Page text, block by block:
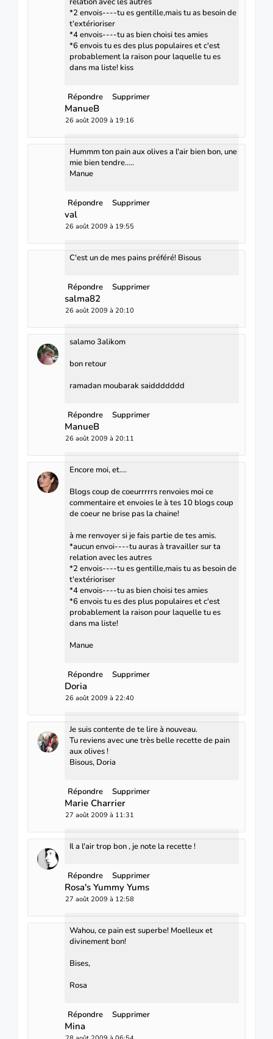
*2 envois----tu es gentille,mais tu as besoin de
t'extérioriser
*4 envois----tu as bien choisi tes amies
*6 envois tu es des plus populaires et c'est
probablement la raison pour laquelle tu es
dans ma liste! kiss
Répondre Supprimer
ManueB
26 août 2009 à 19:16
Hummm ton pain aux olives a l'air bien bon, une
mie bien tendre.....
Manue
Répondre Supprimer
val
26 août 2009 à 19:55
C'est un de mes pains préféré! Bisous
Répondre Supprimer
salma82
26 août 2009 à 20:10
salamo 3alikom
bon retour
ramadan moubarak saiddddddd
Répondre Supprimer
ManueB
26 août 2009 à 20:11
Encore moi, et....
Blogs coup de coeurrrrrs renvoies moi ce
commentaire et envoies le à tes 10 blogs coup
de coeur ne brise pas la chaine!
à me renvoyer si je fais partie de tes amis.
*aucun envoi----tu auras à travailler sur ta
relation avec les autres
*2 envois----tu es gentille,mais tu as besoin de
t'extérioriser
*4 envois----tu as bien choisi tes amies
*6 envois tu es des plus populaires et c'est
probablement la raison pour laquelle tu es
dans ma liste!
Manue
Répondre Supprimer
Doria
26 août 2009 à 22:40
Je suis contente de te lire à nouveau.
Tu reviens avec une très belle recette de pain
aux olives !
Bisous, Doria
Répondre Supprimer
Marie Charrier
27 août 2009 à 11:31
Il a l'air trop bon , je note la recette !
Répondre Supprimer
Rosa's Yummy Yums
27 août 2009 à 12:58
Wahou, ce pain est superbe! Moelleux et
divinement bon!
Bises,
Rosa
Répondre Supprimer
Mina